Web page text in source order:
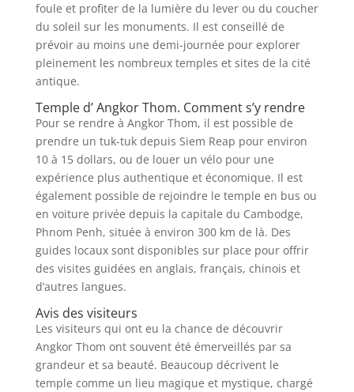
foule et profiter de la lumière du lever ou du coucher
du soleil sur les monuments. Il est conseillé de
prévoir au moins une demi-journée pour explorer
pleinement les nombreux temples et sites de la cité
antique.
Temple d’ Angkor Thom. Comment s’y rendre
Pour se rendre à Angkor Thom, il est possible de
prendre un tuk-tuk depuis Siem Reap pour environ
10 à 15 dollars, ou de louer un vélo pour une
expérience plus authentique et économique. Il est
également possible de rejoindre le temple en bus ou
en voiture privée depuis la capitale du Cambodge,
Phnom Penh, située à environ 300 km de là. Des
guides locaux sont disponibles sur place pour offrir
des visites guidées en anglais, français, chinois et
d’autres langues.
Avis des visiteurs
Les visiteurs qui ont eu la chance de découvrir
Angkor Thom ont souvent été émerveillés par sa
grandeur et sa beauté. Beaucoup décrivent le
temple comme un lieu magique et mystique, chargé